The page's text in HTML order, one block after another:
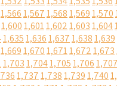
1,5661,5671,5681,5691,570
1,6001,6011,6021,6031,604
1,6351,6361,6371,6381,639
1,6691,6701,6711,6721,673
1,7031,7041,7051,7061,707
1,7371,7381,7391,740